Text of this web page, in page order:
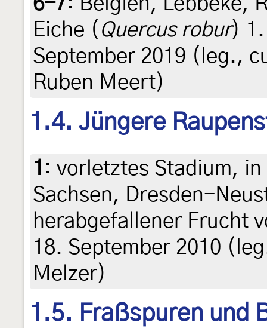
Eiche ( Quercus robur) 1.
September 2019 (leg.,
Ruben Meert)
1.4. Jüngere
1 : vorletztes Stadium,
Sachsen, Dresden-
herabgefallener Frucht
18. September 2010
Melzer)
1.5. Fraßspuren und